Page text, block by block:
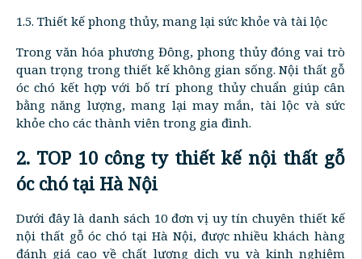
1.5. Thiết kế phong thủy, mang lại sức khỏe và tài lộc
Trong văn hóa phương Đông, phong thủy đóng vai trò
quan trọng trong thiết kế không gian sống. Nội thất gỗ
óc chó kết hợp với bố trí phong thủy chuẩn giúp cân
bằng năng lượng, mang lại may mắn, tài lộc và sức
khỏe cho các thành viên trong gia đình.
2. TOP 10 công ty thiết kế nội thất gỗ
óc chó tại Hà Nội
Dưới đây là danh sách 10 đơn vị uy tín chuyên thiết kế
nội thất gỗ óc chó tại Hà Nội, được nhiều khách hàng
đánh giá cao về chất lượng dịch vụ và kinh nghiệm